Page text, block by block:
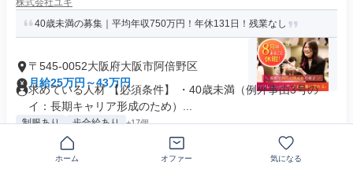
株式会社ユキ
40歳未満の募集｜平均年収750万円！年休131日！残業なし
〒545-0052大阪府大阪市阿倍野区
月給25万円～43万円
求めている人材 【必須条件】 ・40歳未満（例外事由3号の
イ：長期キャリア形成のため）...
制服あり 歩合給あり +17個
ホーム オファー 気になる